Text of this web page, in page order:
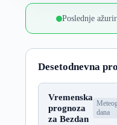
Poslednje
Desetodnevna
Vremenska
prognoza
za Bezdan
dana